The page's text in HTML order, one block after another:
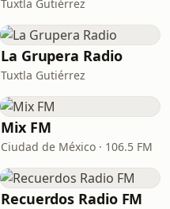
Tuxtla Gutiérrez
La Grupera Radio
Tuxtla Gutiérrez
Mix FM
Ciudad de México · 106.5 FM
Recuerdos Radio FM